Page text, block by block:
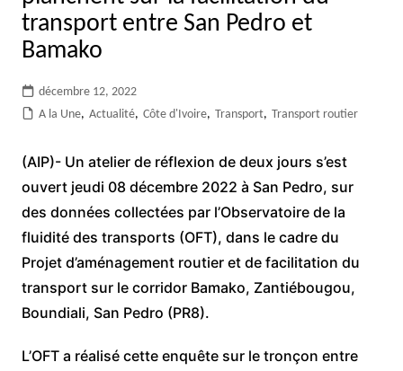
transport entre San Pedro et
Bamako
décembre 12, 2022
A la Une, Actualité, Côte d'Ivoire, Transport, Transport routier
(AIP)- Un atelier de réflexion de deux jours s’est
ouvert jeudi 08 décembre 2022 à San Pedro, sur
des données collectées par l’Observatoire de la
fluidité des transports (OFT), dans le cadre du
Projet d’aménagement routier et de facilitation du
transport sur le corridor Bamako, Zantiébougou,
Boundiali, San Pedro (PR8).
L’OFT a réalisé cette enquête sur le tronçon entre